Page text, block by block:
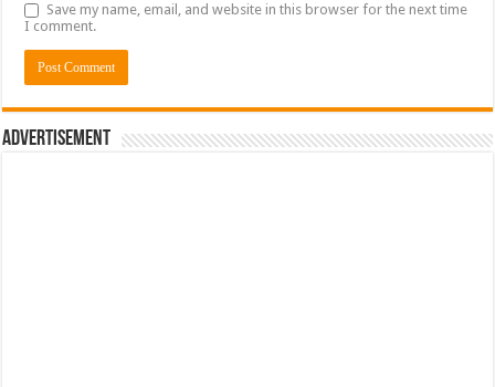
Save my name, email, and website in this browser for the next time
I comment.
Advertisement